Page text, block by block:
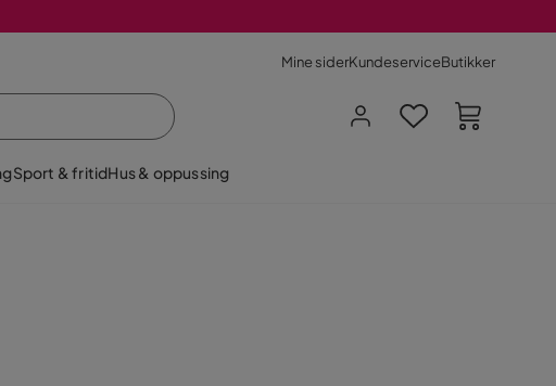
Mine siderKundeserviceButikker
Sport & fritidHus & oppussing